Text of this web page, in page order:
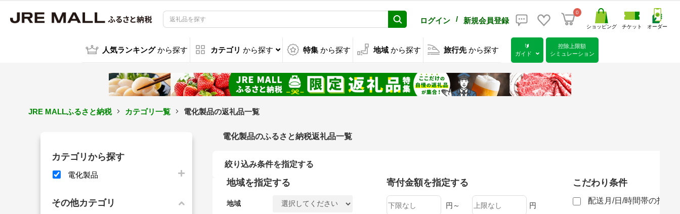
ログイン / 新規会員登録
0
ショッピング チケット オーダー
人気ランキング から探す カテゴリ から探す 特集 から探す 地域 から探す 旅行先 から探す
🔰
ガイド
控除上限額
シミュレーション
JRE MALLふるさと納税 カテゴリ一覧 電化製品の返礼品一覧
カテゴリから探す
電化製品
その他カテゴリ
電化製品のふるさと納税返礼品一覧
絞り込み条件を指定する
地域を指定する
地域
寄付金額を指定する
円～ 円
こだわり条件
配送月/日/時間帯の指定